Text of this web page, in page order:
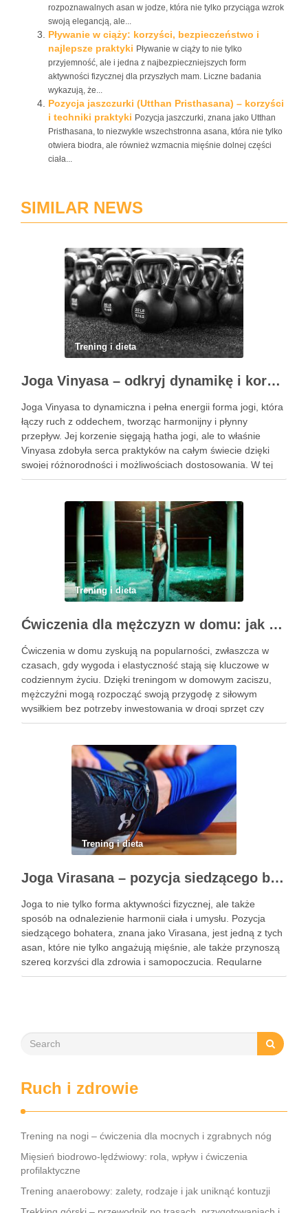
rozpoznawalnych asan w jodze, która nie tylko przyciąga wzrok
swoją elegancją, ale...
Pływanie w ciąży: korzyści, bezpieczeństwo i
najlepsze praktyki Pływanie w ciąży to nie tylko
przyjemność, ale i jedna z najbezpieczniejszych form
aktywności fizycznej dla przyszłych mam. Liczne badania
wykazują, że...
Pozycja jaszczurki (Utthan Pristhasana) – korzyści
i techniki praktyki Pozycja jaszczurki, znana jako Utthan
Pristhasana, to niezwykle wszechstronna asana, która nie tylko
otwiera biodra, ale również wzmacnia mięśnie dolnej części
ciała...
SIMILAR NEWS
Trening i dieta
Joga Vinyasa – odkryj dynamikę i korzyści tej praktyki
Joga Vinyasa to dynamiczna i pełna energii forma jogi, która
łączy ruch z oddechem, tworząc harmonijny i płynny
przepływ. Jej korzenie sięgają hatha jogi, ale to właśnie
Vinyasa zdobyła serca praktyków na całym świecie dzięki
swojej różnorodności i możliwościach dostosowania. W tej
praktyce każdy ruch jest zsynchronizowany z oddechem, co
Trening i dieta
Ćwiczenia dla mężczyzn w domu: jak zacząć i utrzymać motywację
Ćwiczenia w domu zyskują na popularności, zwłaszcza w
czasach, gdy wygoda i elastyczność stają się kluczowe w
codziennym życiu. Dzięki treningom w domowym zaciszu,
mężczyźni mogą rozpocząć swoją przygodę z siłowym
wysiłkiem bez potrzeby inwestowania w drogi sprzęt czy
dojazdy do siłowni. Regularne ćwiczenia, które można
Trening i dieta
Joga Virasana – pozycja siedzącego bohatera i jej korzyści
Joga to nie tylko forma aktywności fizycznej, ale także
sposób na odnalezienie harmonii ciała i umysłu. Pozycja
siedzącego bohatera, znana jako Virasana, jest jedną z tych
asan, które nie tylko angażują mięśnie, ale także przynoszą
szereg korzyści dla zdrowia i samopoczucia. Regularne
praktykowanie tej pozycji może poprawić elastyczność
Ruch i zdrowie
Trening na nogi – ćwiczenia dla mocnych i zgrabnych nóg
Mięsień biodrowo-lędźwiowy: rola, wpływ i ćwiczenia
profilaktyczne
Trening anaerobowy: zalety, rodzaje i jak uniknąć kontuzji